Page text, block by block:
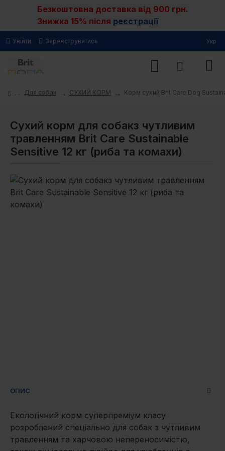
Безкоштовна доставка від 900 грн.
Знижка 15% після реєстрації
Увійти Зареєструватись Укр
Для собак СУХИЙ КОРМ Корм сухий Brit Care Dog
Сухий корм для собакз чутливим
травленням Brit Care Sustainable
Sensitive 12 кг (риба та комахи)
ОПИС
Екологічний корм суперпреміум класу
розроблений спеціально для собак з чутливим
травленням та харчовою непереносимістю,